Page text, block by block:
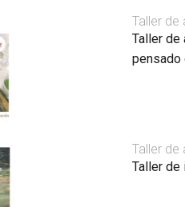
Taller de
Taller de
pensado
Taller de
Taller de